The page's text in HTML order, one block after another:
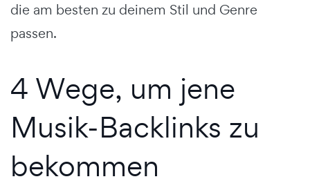
die am besten zu deinem Stil und Genre
passen.
4 Wege, um jene
Musik-Backlinks zu
bekommen